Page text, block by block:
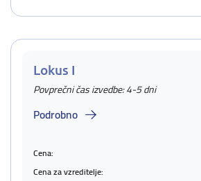
Lokus I
Povprečni čas izvedbe: 4-5 dni
Podrobno
Cena:
Cena za vzreditelje: